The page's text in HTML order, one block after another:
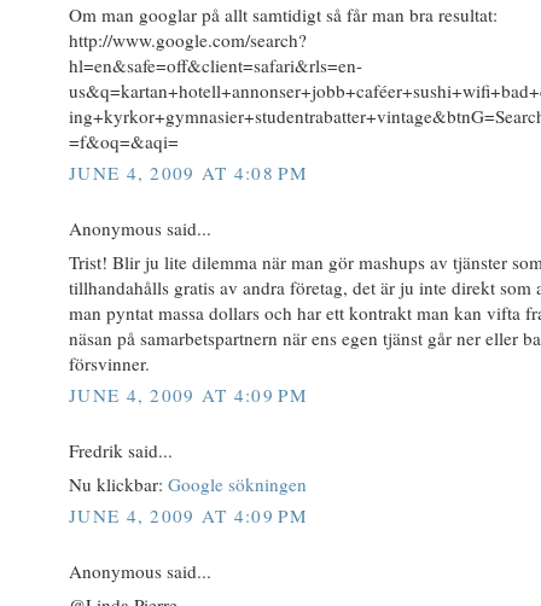
Om man googlar på allt samtidigt så får man bra resultat:
http://www.google.com/search?
hl=en&safe=off&client=safari&rls=en-
=f&oq=&aqi=
JUNE 4, 2009 AT 4:08 PM
Anonymous said...
Trist! Blir ju lite dilemma när man gör mashups av tjänster
tillhandahålls gratis av andra företag, det är ju inte direkt som
man pyntat massa dollars och har ett kontrakt man kan vifta
näsan på samarbetspartnern när ens egen tjänst går ner eller
försvinner.
JUNE 4, 2009 AT 4:09 PM
Fredrik said...
Nu klickbar: Google sökningen
JUNE 4, 2009 AT 4:09 PM
Anonymous said...